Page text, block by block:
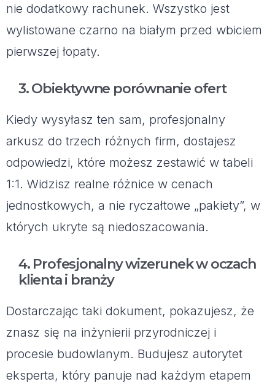
nie dodatkowy rachunek. Wszystko jest
wylistowane czarno na białym przed wbiciem
pierwszej łopaty.
3. Obiektywne porównanie ofert
Kiedy wysyłasz ten sam, profesjonalny
arkusz do trzech różnych firm, dostajesz
odpowiedzi, które możesz zestawić w tabeli
1:1. Widzisz realne różnice w cenach
jednostkowych, a nie ryczałtowe „pakiety”, w
których ukryte są niedoszacowania.
4. Profesjonalny wizerunek w oczach
klienta i branży
Dostarczając taki dokument, pokazujesz, że
znasz się na inżynierii przyrodniczej i
procesie budowlanym. Budujesz autorytet
eksperta, który panuje nad każdym etapem